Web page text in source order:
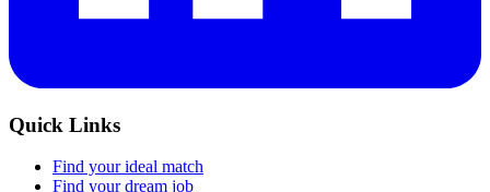
Quick Links
Find your ideal match
Find your dream job